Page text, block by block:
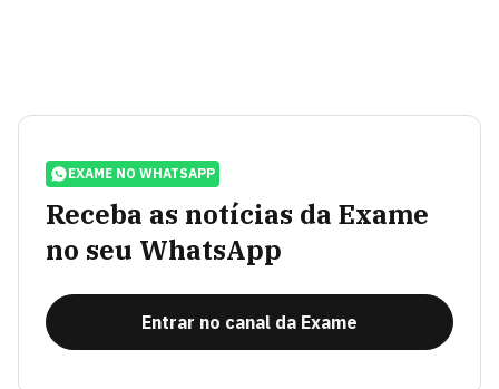
EXAME NO WHATSAPP
Receba as notícias da Exame
no seu WhatsApp
Entrar no canal da Exame